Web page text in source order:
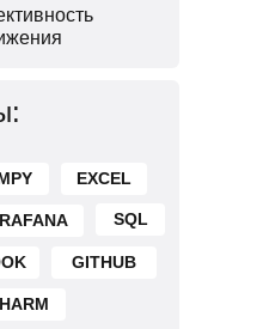
SQL
EXCEL
GITHUB